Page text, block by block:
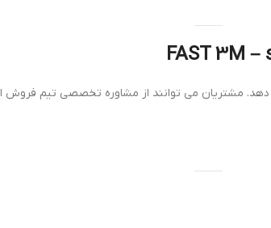
دهد. مشتریان می توانند از مشاوره تخصصی تیم فروش